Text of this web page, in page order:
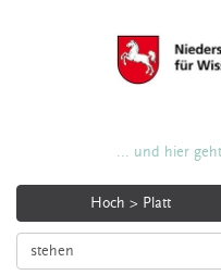
... und hier
Hoch > Platt